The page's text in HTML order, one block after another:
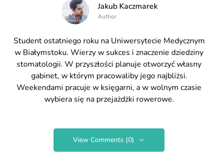
Jakub Kaczmarek
Author
Student ostatniego roku na Uniwersytecie Medycznym
w Białymstoku. Wierzy w sukces i znaczenie dziedziny
stomatologii. W przyszłości planuje otworzyć własny
gabinet, w którym pracowaliby jego najbliżsi.
Weekendami pracuje w księgarni, a w wolnym czasie
wybiera się na przejażdżki rowerowe.
View Comments (0)